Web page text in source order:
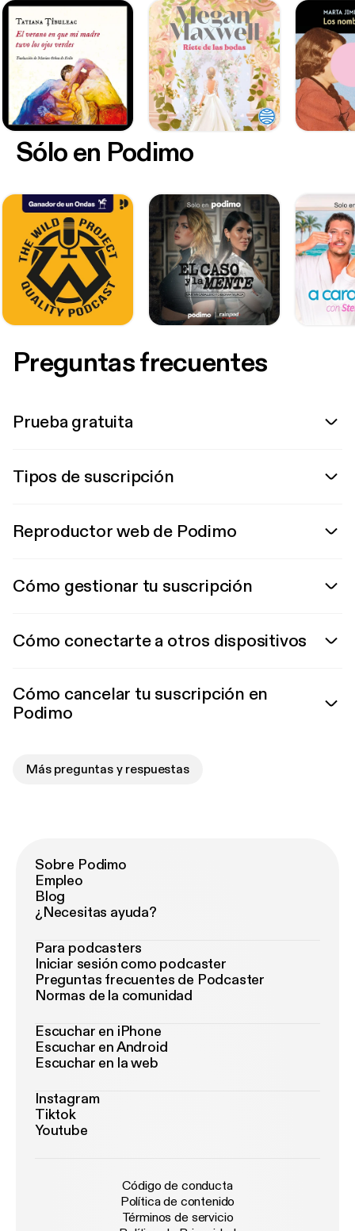
Sólo en Podimo
Preguntas frecuentes
Prueba gratuita
Tipos de suscripción
Reproductor web de Podimo
Cómo gestionar tu suscripción
Cómo conectarte a otros dispositivos
Cómo cancelar tu suscripción en
Podimo
Más preguntas y respuestas
Sobre Podimo
Empleo
Blog
¿Necesitas ayuda?
Para podcasters
Iniciar sesión como podcaster
Preguntas frecuentes de Podcaster
Normas de la comunidad
Escuchar en iPhone
Escuchar en Android
Escuchar en la web
Instagram
Tiktok
Youtube
Código de conducta
Política de contenido
Términos de servicio